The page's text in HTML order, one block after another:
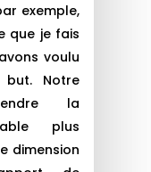
exemple,
que je fais
voulu
Notre
la
plus
dimension